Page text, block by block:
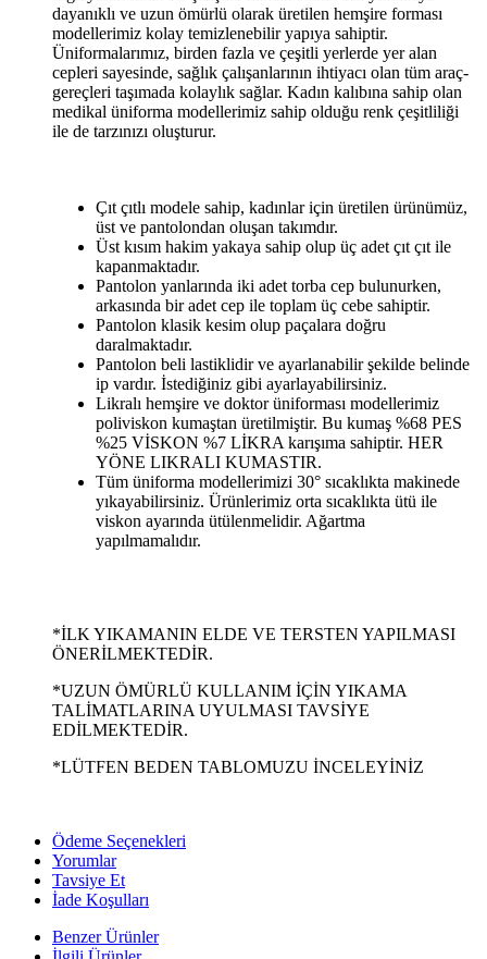
dayanıklı ve uzun ömürlü olarak üretilen hemşire forması
modellerimiz kolay temizlenebilir yapıya sahiptir.
Üniformalarımız, birden fazla ve çeşitli yerlerde yer alan
cepleri sayesinde, sağlık çalışanlarının ihtiyacı olan tüm araç-
gereçleri taşımada kolaylık sağlar. Kadın kalıbına sahip olan
medikal üniforma modellerimiz sahip olduğu renk çeşitliliği
ile de tarzınızı oluşturur.
Çıt çıtlı modele sahip, kadınlar için üretilen ürünümüz,
üst ve pantolondan oluşan takımdır.
Üst kısım hakim yakaya sahip olup üç adet çıt çıt ile
kapanmaktadır.
Pantolon yanlarında iki adet torba cep bulunurken,
arkasında bir adet cep ile toplam üç cebe sahiptir.
Pantolon klasik kesim olup paçalara doğru
daralmaktadır.
Pantolon beli lastiklidir ve ayarlanabilir şekilde belinde
ip vardır. İstediğiniz gibi ayarlayabilirsiniz.
Likralı hemşire ve doktor üniforması modellerimiz
poliviskon kumaştan üretilmiştir. Bu kumaş %68 PES
%25 VİSKON %7 LİKRA karışıma sahiptir. HER
YÖNE LIKRALI KUMASTIR.
Tüm üniforma modellerimizi 30° sıcaklıkta makinede
yıkayabilirsiniz. Ürünlerimiz orta sıcaklıkta ütü ile
viskon ayarında ütülenmelidir. Ağartma
yapılmamalıdır.
*İLK YIKAMANIN ELDE VE TERSTEN YAPILMASI
ÖNERİLMEKTEDİR.
*UZUN ÖMÜRLÜ KULLANIM İÇİN YIKAMA
TALİMATLARINA UYULMASI TAVSİYE
EDİLMEKTEDİR.
*LÜTFEN BEDEN TABLOMUZU İNCELEYİNİZ
Ödeme Seçenekleri
Yorumlar
Tavsiye Et
İade Koşulları
Benzer Ürünler